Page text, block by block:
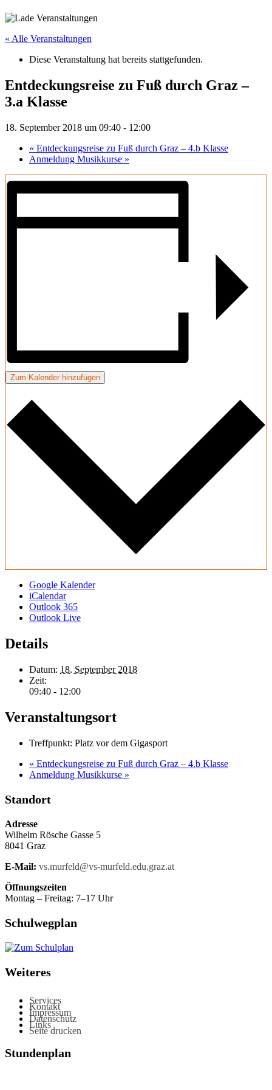
« Alle Veranstaltungen
Diese Veranstaltung hat bereits stattgefunden.
Entdeckungsreise zu Fuß durch Graz –
3.a Klasse
18. September 2018 um 09:40 - 12:00
« Entdeckungsreise zu Fuß durch Graz – 4.b Klasse
Anmeldung Musikkurse »
Zum Kalender hinzufügen
Google Kalender
iCalendar
Outlook 365
Outlook Live
Details
Datum: 18. September 2018
Zeit:
09:40 - 12:00
Veranstaltungsort
Treffpunkt: Platz vor dem Gigasport
« Entdeckungsreise zu Fuß durch Graz – 4.b Klasse
Anmeldung Musikkurse »
Standort
Adresse
Wilhelm Rösche Gasse 5
8041 Graz
E-Mail: vs.murfeld@vs-murfeld.edu.graz.at
Öffnungszeiten
Montag – Freitag: 7–17 Uhr
Schulwegplan
Weiteres
Services
Kontakt
Impressum
Datenschutz
Links
Seite drucken
Stundenplan